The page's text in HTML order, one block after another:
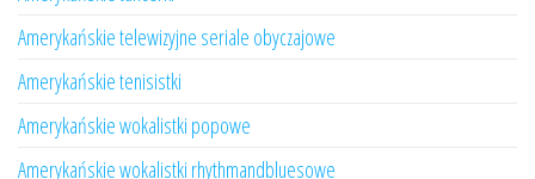
Amerykańskie telewizyjne seriale obyczajowe
Amerykańskie tenisistki
Amerykańskie wokalistki popowe
Amerykańskie wokalistki rhythmandbluesowe